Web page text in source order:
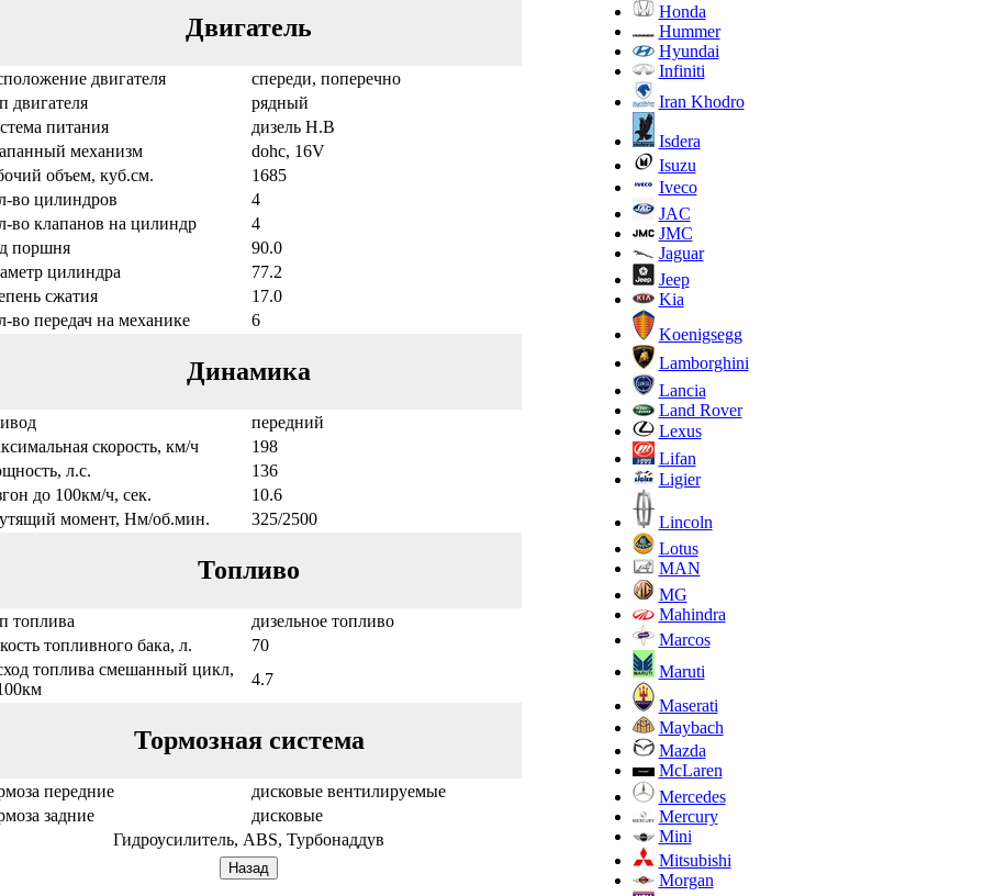
Двигатель
двигателя
спереди, поперечно
двигателя
рядный
питания
дизель Н.В
механизм
dohc, 16V
объем, куб.см.
1685
во цилиндров
4
во клапанов на цилиндр
4
поршня
90.0
цилиндра
77.2
сжатия
17.0
во передач на механике
6
Динамика
передний
скорость, км/ч
198
л.с.
136
до 100км/ч, сек.
10.6
момент, Нм/об.мин.
325/2500
Топливо
топлива
дизельное топливо
топливного бака, л.
70
топлива смешанный цикл,
4.7
Тормозная система
передние
дисковые вентилируемые
задние
дисковые
Гидроусилитель, ABS, Турбонаддув
Honda
Hummer
Hyundai
Infiniti
Iran Khodro
Isdera
Isuzu
Iveco
JAC
JMC
Jaguar
Jeep
Kia
Koenigsegg
Lamborghini
Lancia
Land Rover
Lexus
Lifan
Ligier
Lincoln
Lotus
MAN
MG
Mahindra
Marcos
Maruti
Maserati
Maybach
Mazda
McLaren
Mercedes
Mercury
Mini
Mitsubishi
Morgan